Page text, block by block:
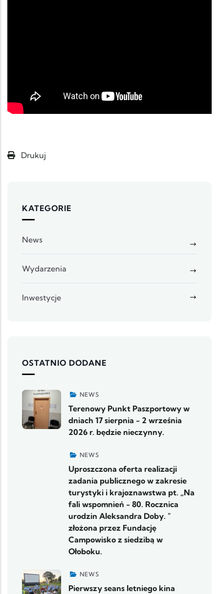
Drukuj
KATEGORIE
News
Wydarzenia
Inwestycje
OSTATNIO DODANE
NEWS
Terenowy Punkt Paszportowy w
dniach 17 sierpnia - 2 września
2026 r. będzie nieczynny.
NEWS
Uproszczona oferta realizacji
zadania publicznego w zakresie
turystyki i krajoznawstwa pt. „Na
fali wspomnień - 80. Rocznica
urodzin Aleksandra Doby. "
złożona przez Fundację
Campowisko z siedzibą w
Ołoboku.
NEWS
Pierwszy seans letniego kina